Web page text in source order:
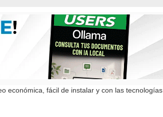
económica, fácil de instalar y con las tecnologías